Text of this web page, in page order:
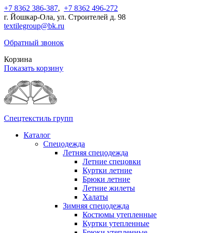
+7 8362 386-387, +7 8362 496-272
г. Йошкар-Ола, ул. Строителей д. 98
textilegroup@bk.ru
Обратный звонок
Корзина
Показать корзину
Спецтекстиль групп
Каталог
Спецодежда
Летняя спецодежда
Летние спецовки
Куртки летние
Брюки летние
Летние жилеты
Халаты
Зимняя спецодежда
Костюмы утепленные
Куртки утепленные